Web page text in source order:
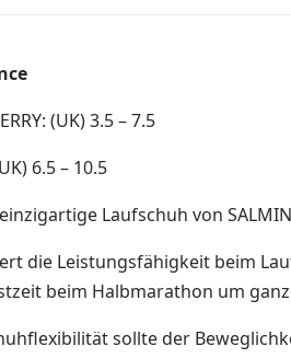
(UK) 3.5 – 7.5
6.5 – 10.5
Laufschuh von
die Leistungsfähigkeit beim
beim Halbmarathon um
sollte der
/ GPS